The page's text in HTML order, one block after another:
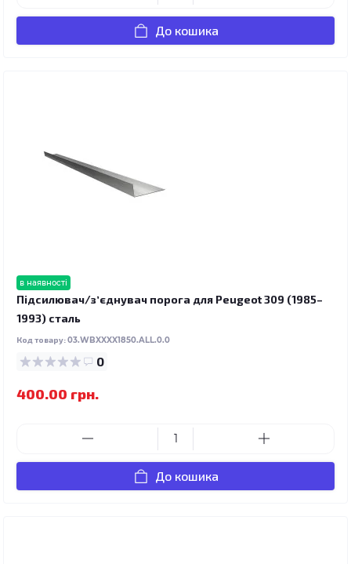
До кошика
в наявності
Підсилювач/зʼєднувач порога для Peugeot 309 (1985–
1993) сталь
Код товару:03.WBXXXX1850.ALL.0.0
0
400.00 грн.
До кошика